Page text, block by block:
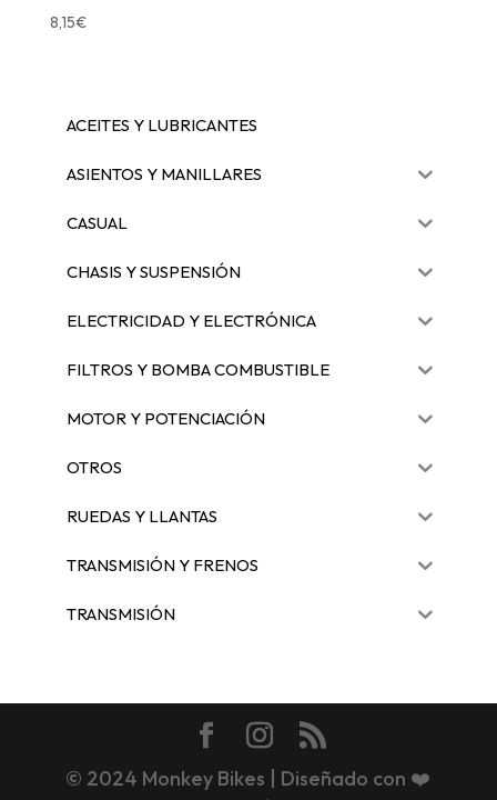
8,15€
ACEITES Y LUBRICANTES
ASIENTOS Y MANILLARES
CASUAL
CHASIS Y SUSPENSIÓN
ELECTRICIDAD Y ELECTRÓNICA
FILTROS Y BOMBA COMBUSTIBLE
MOTOR Y POTENCIACIÓN
OTROS
RUEDAS Y LLANTAS
TRANSMISIÓN Y FRENOS
TRANSMISIÓN
© 2024 Monkey Bikes | Diseñado con ❤️